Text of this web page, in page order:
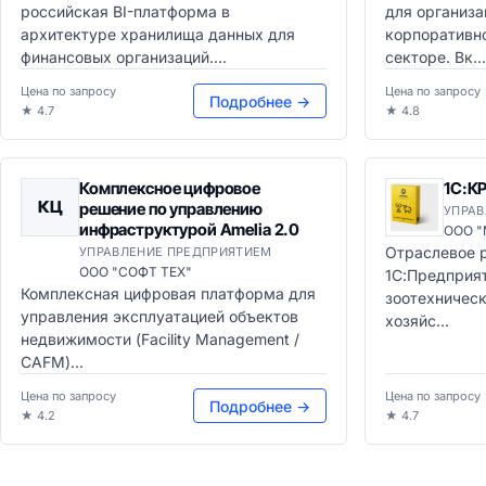
российская BI-платформа в
архитектуре хранилища данных для
финансовых организаций....
Цена по запросу
★ 4.7
Подробнее →
для
секторе. Вк...
Цена по запросу
★ 4.8
КЦ
Комплексное цифровое
решение по управлению
инфраструктурой Amelia 2.0
УПРАВЛЕНИЕ ПРЕДПРИЯТИЕМ
ООО "СОФТ ТЕХ"
Комплексная цифровая платформа для
управления эксплуатацией объектов
недвижимости (Facility Management /
CAFM)...
Цена по запросу
★ 4.2
Подробнее →
ООО
Отраслевое
хозяйс...
Цена по запросу
★ 4.7